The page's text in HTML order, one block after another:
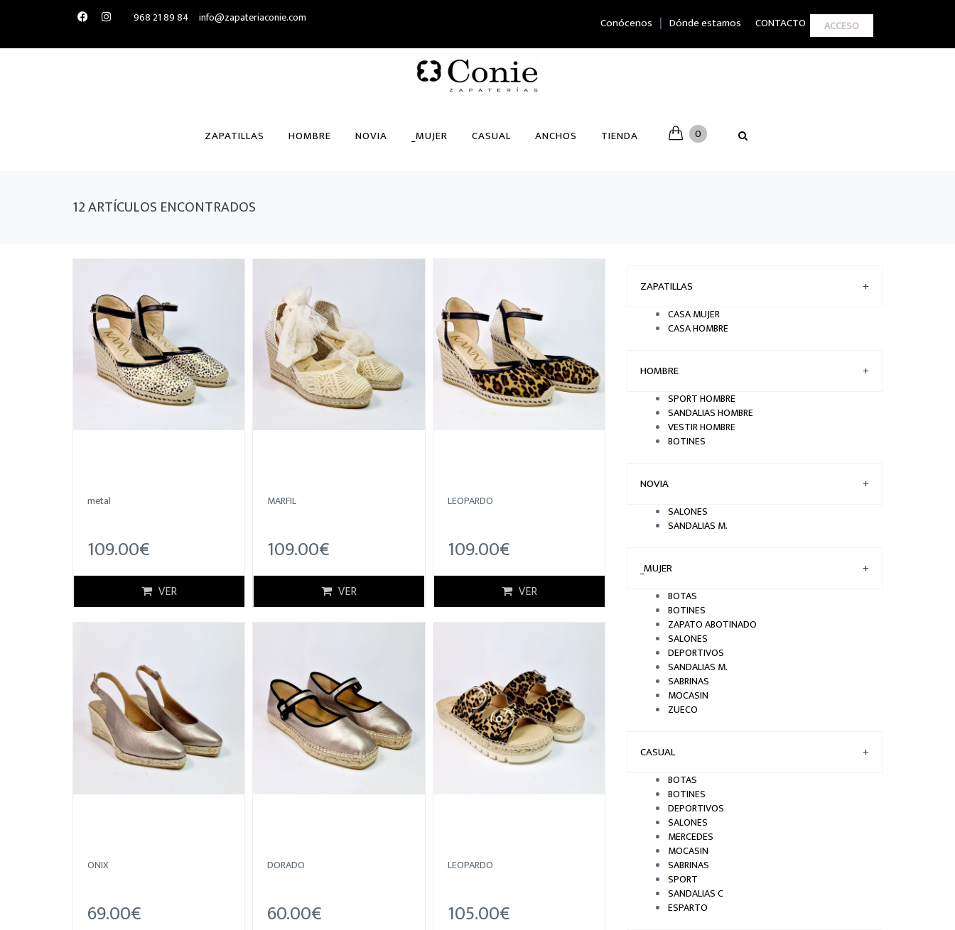
968 21 89 84 info@zapateriaconie.com Conócenos | Dónde estamos CONTACTO ACCESO
ZAPATILLAS HOMBRE NOVIA _MUJER CASUAL ANCHOS TIENDA 0
12 ARTÍCULOS ENCONTRADOS
metal
109.00€
VER
MARFIL
109.00€
VER
LEOPARDO
109.00€
VER
ONIX
69.00€
DORADO
60.00€
LEOPARDO
105.00€
ZAPATILLAS +
CASA MUJER
CASA HOMBRE
HOMBRE +
SPORT HOMBRE
SANDALIAS HOMBRE
VESTIR HOMBRE
BOTINES
NOVIA +
SALONES
SANDALIAS M.
_MUJER +
BOTAS
BOTINES
ZAPATO ABOTINADO
SALONES
DEPORTIVOS
SANDALIAS M.
SABRINAS
MOCASIN
ZUECO
CASUAL +
BOTAS
BOTINES
DEPORTIVOS
SALONES
MERCEDES
MOCASIN
SABRINAS
SPORT
SANDALIAS C
ESPARTO